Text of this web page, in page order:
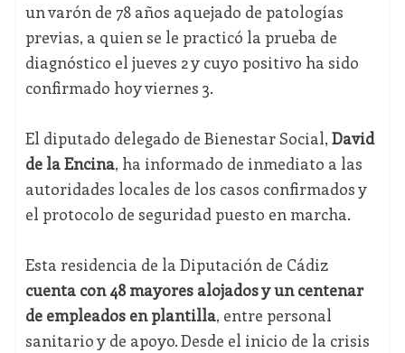
un varón de 78 años aquejado de patologías
previas, a quien se le practicó la prueba de
diagnóstico el jueves 2 y cuyo positivo ha sido
confirmado hoy viernes 3.
El diputado delegado de Bienestar Social, David
de la Encina, ha informado de inmediato a las
autoridades locales de los casos confirmados y
el protocolo de seguridad puesto en marcha.
Esta residencia de la Diputación de Cádiz
cuenta con 48 mayores alojados y un centenar
de empleados en plantilla, entre personal
sanitario y de apoyo. Desde el inicio de la crisis